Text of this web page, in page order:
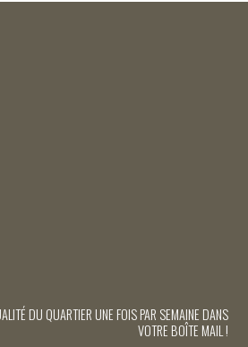
DU QUARTIER UNE FOIS PAR SEMAINE DANS
VOTRE BOÎTE MAIL !